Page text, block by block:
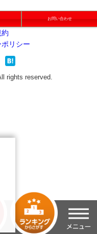
お問い合わせ